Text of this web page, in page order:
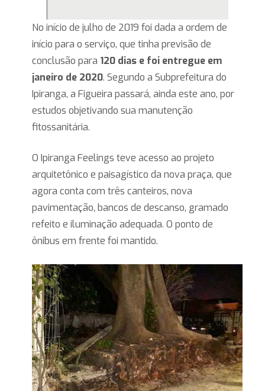
No início de julho de 2019 foi dada a ordem de
início para o serviço, que tinha previsão de
conclusão para 120 dias e foi entregue em
janeiro de 2020. Segundo a Subprefeitura do
Ipiranga, a Figueira passará, ainda este ano, por
estudos objetivando sua manutenção
fitossanitária.
O Ipiranga Feelings teve acesso ao projeto
arquitetônico e paisagístico da nova praça, que
agora conta com três canteiros, nova
pavimentação, bancos de descanso, gramado
refeito e iluminação adequada. O ponto de
ônibus em frente foi mantido.